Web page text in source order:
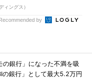
ィングス）
by
の銀行」になった不満を吸
銀行」として最大5.2万円